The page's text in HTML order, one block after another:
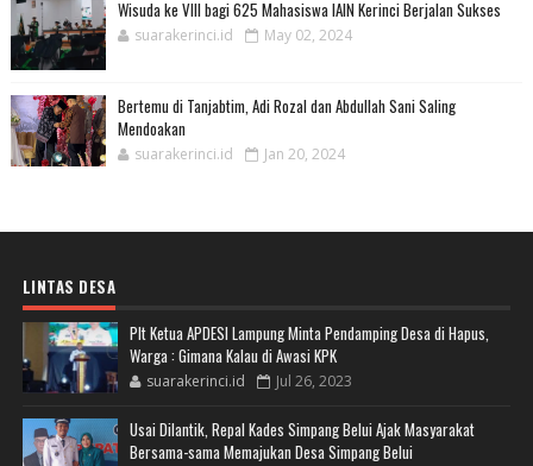
Wisuda ke VIII bagi 625 Mahasiswa IAIN Kerinci Berjalan Sukses
suarakerinci.id May 02, 2024
Bertemu di Tanjabtim, Adi Rozal dan Abdullah Sani Saling
Mendoakan
suarakerinci.id Jan 20, 2024
LINTAS DESA
Plt Ketua APDESI Lampung Minta Pendamping Desa di Hapus,
Warga : Gimana Kalau di Awasi KPK
suarakerinci.id Jul 26, 2023
Usai Dilantik, Repal Kades Simpang Belui Ajak Masyarakat
Bersama-sama Memajukan Desa Simpang Belui